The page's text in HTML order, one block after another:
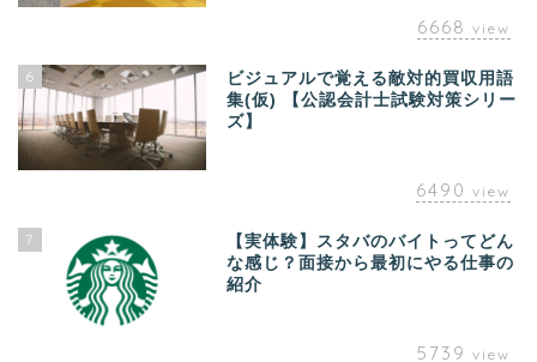
6668 view
6
ビジュアルで覚える敵対的買収用語
集(仮) 【公認会計士試験対策シリー
ズ】
6490 view
7
【実体験】スタバのバイトってどん
な感じ？面接から最初にやる仕事の
紹介
5739 view